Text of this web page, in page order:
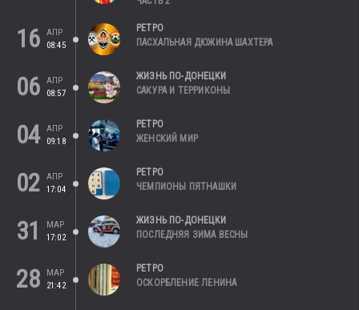
16
АПР
08:45
РЕТРО
ПАСХАЛЬНАЯ ДЮЖИНА ШАХТЕРА
06
АПР
08:57
ЖИЗНЬ ПО-ДОНЕЦКИ
САКУРА И ТЕРРИКОНЫ
04 АПР
09:18
РЕТРО
ЖЕНСКИЙ МИР
02
АПР
17:04
РЕТРО
ЧЕМПИОНЫ ПЯТНАШКИ
31
МАР
17:02
ЖИЗНЬ ПО-ДОНЕЦКИ
ПОСЛЕДНЯЯ ЗИМА ВЕСНЫ
28
МАР
21:42
РЕТРО
ОСКОРБЛЕНИЕ ЛЕНИНА